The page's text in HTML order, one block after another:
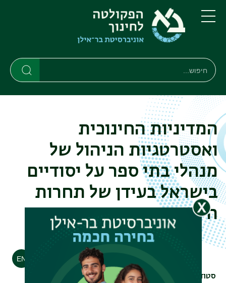
דילוג
לתוכן
העיקרי
דילוג
לתפריט
ניווט
ראשי
תפריט
חיפוש
חיפוש
המדיניות החינוכית
ואסטרטגיות הניהול של
מנהלי בתי ספר על יסודיים
בישראל בעידן של תחרות
הישגית
סטודנט/ית
שמעוני-הרשקוביץ, ליזי